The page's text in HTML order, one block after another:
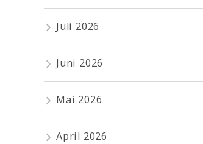
Juli 2026
Juni 2026
Mai 2026
April 2026